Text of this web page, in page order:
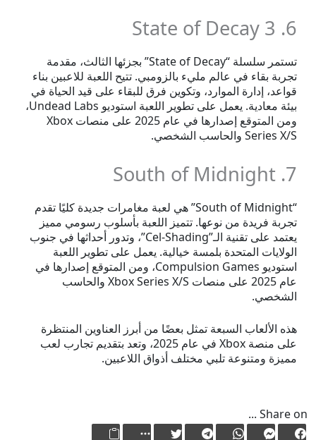
6. State of Decay 3
تستمر سلسلة “State of Decay” بجزئها الثالث، مقدمة
تجربة بقاء في عالم مليء بالزومبي. تتيح اللعبة للاعبين بناء
قواعد، إدارة الموارد، وتكوين فرق للبقاء على قيد الحياة في
بيئة معادية. يعمل على تطوير اللعبة استوديو Undead Labs،
ومن المتوقع إصدارها في عام 2025 على منصات Xbox
Series X/S والحاسب الشخصي.
7. South of Midnight
“South of Midnight” هي لعبة مغامرات جديدة كليًا تقدم
تجربة فريدة من نوعها. تتميز اللعبة بأسلوب رسومي مميز
يعتمد على تقنية الـ”Cel-Shading”، وتدور أحداثها في جنوب
الولايات المتحدة بلمسة خيالية. يعمل على تطوير اللعبة
استوديو Compulsion Games، ومن المتوقع إصدارها في
عام 2025 على منصات Xbox Series X/S والحاسب
الشخصي.
هذه الألعاب السبعة تمثل بعضًا من أبرز العناوين المنتظرة
على منصة Xbox في عام 2025، وتعد بتقديم تجارب لعب
مميزة ومتنوعة تلبي مختلف أذواق اللاعبين.
Share on ...